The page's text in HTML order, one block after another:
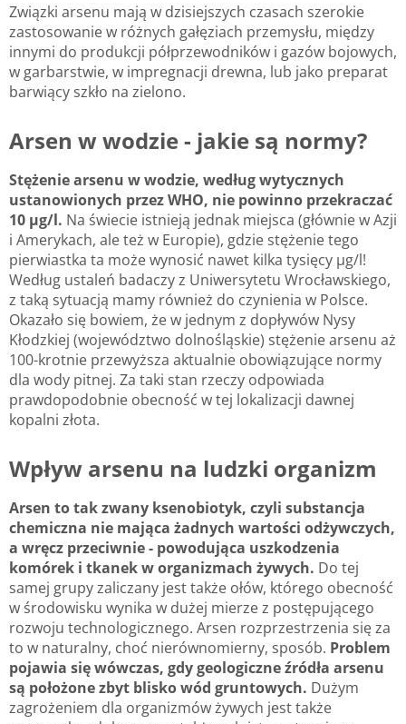
Związki arsenu mają w dzisiejszych czasach szerokie
zastosowanie w różnych gałęziach przemysłu, między
innymi do produkcji półprzewodników i gazów bojowych,
w garbarstwie, w impregnacji drewna, lub jako preparat
barwiący szkło na zielono.
Arsen w wodzie - jakie są normy?
Stężenie arsenu w wodzie, według wytycznych
ustanowionych przez WHO, nie powinno przekraczać
10 µg/l. Na świecie istnieją jednak miejsca (głównie w Azji
i Amerykach, ale też w Europie), gdzie stężenie tego
pierwiastka ta może wynosić nawet kilka tysięcy µg/l!
Według ustaleń badaczy z Uniwersytetu Wrocławskiego,
z taką sytuacją mamy również do czynienia w Polsce.
Okazało się bowiem, że w jednym z dopływów Nysy
Kłodzkiej (województwo dolnośląskie) stężenie arsenu aż
100-krotnie przewyższa aktualnie obowiązujące normy
dla wody pitnej. Za taki stan rzeczy odpowiada
prawdopodobnie obecność w tej lokalizacji dawnej
kopalni złota.
Wpływ arsenu na ludzki organizm
Arsen to tak zwany ksenobiotyk, czyli substancja
chemiczna nie mająca żadnych wartości odżywczych,
a wręcz przeciwnie - powodująca uszkodzenia
komórek i tkanek w organizmach żywych. Do tej
samej grupy zaliczany jest także ołów, którego obecność
w środowisku wynika w dużej mierze z postępującego
rozwoju technologicznego. Arsen rozprzestrzenia się za
to w naturalny, choć nierównomierny, sposób. Problem
pojawia się wówczas, gdy geologiczne źródła arsenu
są położone zbyt blisko wód gruntowych. Dużym
zagrożeniem dla organizmów żywych jest także